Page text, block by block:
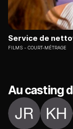
Service de
FILMS COURT-MÉTRAGE
Au casting